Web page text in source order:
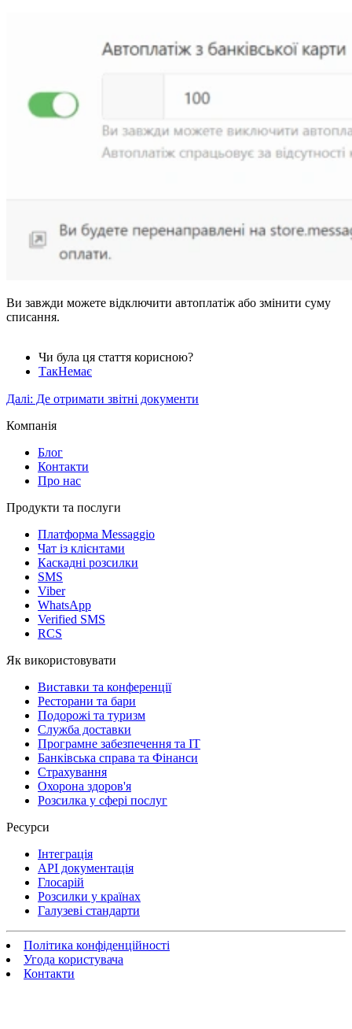
Ви завжди можете відключити автоплатіж або змінити суму
списання.
Чи була ця стаття корисною?
ТакНемає
Далі: Де отримати звітні документи
Компанія
Блог
Контакти
Про нас
Продукти та послуги
Платформа Messaggio
Чат із клієнтами
Каскадні розсилки
SMS
Viber
WhatsApp
Verified SMS
RCS
Як використовувати
Виставки та конференції
Ресторани та бари
Подорожі та туризм
Служба доставки
Програмне забезпечення та IT
Банківська справа та Фінанси
Страхування
Охорона здоров'я
Розсилка у сфері послуг
Ресурси
Інтеграція
API документація
Глосарій
Розсилки у країнах
Галузеві стандарти
Політика конфіденційності
Угода користувача
Контакти